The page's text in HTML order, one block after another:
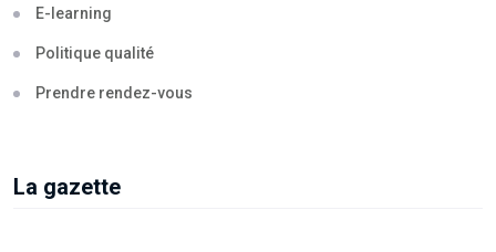
E-learning
Politique qualité
Prendre rendez-vous
La gazette